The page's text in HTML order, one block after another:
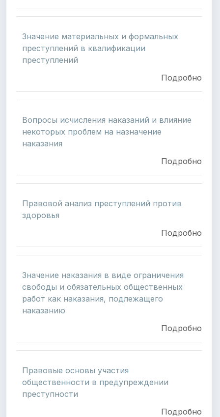
Значение материальных и формальных
преступлений в квалификации
преступлений
Подробно
Вопросы исчисления наказаний и влияние
некоторых проблем на назначение
наказания
Подробно
Правовой анализ преступлений против
здоровья
Подробно
Значение наказания в виде ограничения
свободы и обязательных общественных
работ как наказания, подлежащего
наказанию
Подробно
Правовые основы участия
общественности в предупреждении
преступности
Подробно